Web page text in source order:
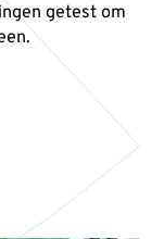
getest om